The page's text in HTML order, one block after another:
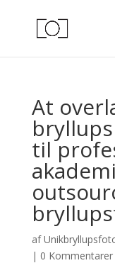
At
til
af
| 0 Kommentarer